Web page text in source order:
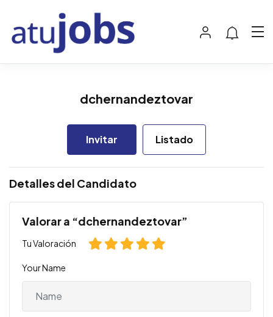
dchernandeztovar
Invitar Listado
Detalles del Candidato
Valorar a “dchernandeztovar”
Tu Valoración
Your Name